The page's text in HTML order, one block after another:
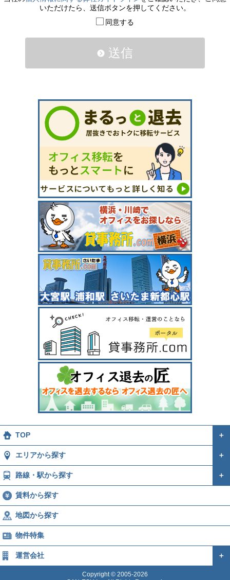
いただけたら、送信ボタンを押してください。
同意する
送信
TOP ＋
エリアから探す ＋
路線・駅から探す ＋
賃料から探す
地図から探す
物件特集
運営会社 ＋
Copyright © 2005-2026